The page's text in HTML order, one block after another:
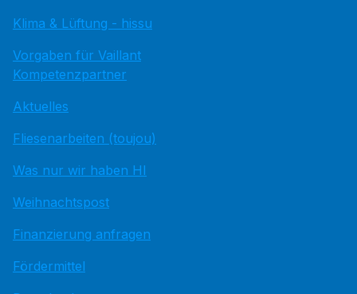
Klima & Lüftung - hissu
Vorgaben für Vaillant
Kompetenzpartner
Aktuelles
Fliesenarbeiten (toujou)
Was nur wir haben HI
Weihnachtspost
Finanzierung anfragen
Fördermittel